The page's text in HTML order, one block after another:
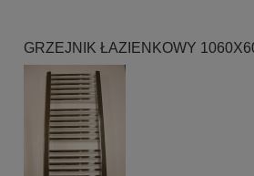
GRZEJNIK ŁAZIENKOWY